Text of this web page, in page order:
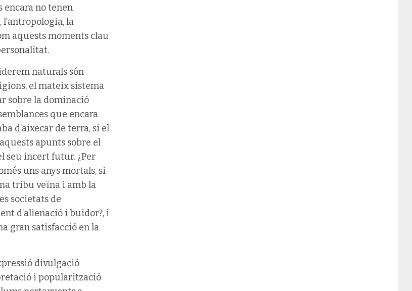
encara no tenen
la
aquests moments clau
naturals són
el mateix sistema
sobre la dominació
que encara
d’aixecar de terra, si el
apunts sobre el
seu incert futur. ¿Per
uns anys mortals, si
tribu veïna i amb la
societats de
d’alienació i buidor?, i
gran satisfacció en la
divulgació
i popularització